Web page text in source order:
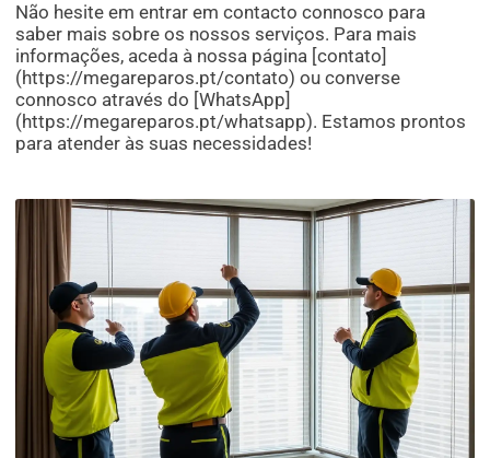
Não hesite em entrar em contacto connosco para
saber mais sobre os nossos serviços. Para mais
informações, aceda à nossa página [contato]
(https://megareparos.pt/contato) ou converse
connosco através do [WhatsApp]
(https://megareparos.pt/whatsapp). Estamos prontos
para atender às suas necessidades!